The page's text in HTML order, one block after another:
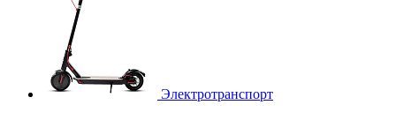
Электротранспорт